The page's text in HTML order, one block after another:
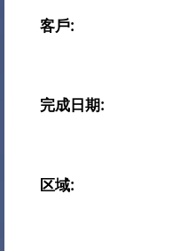
客戶:
完成日期:
区域: